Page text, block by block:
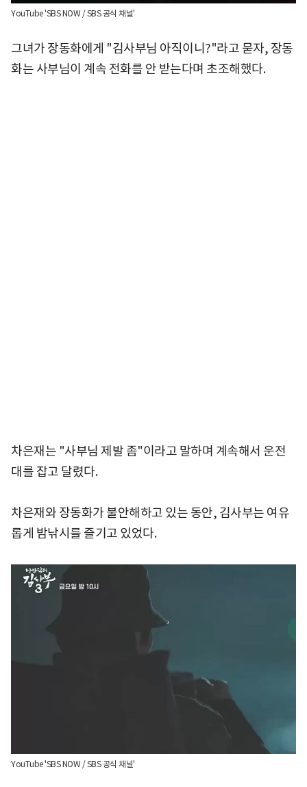
YouTube 'SBS NOW / SBS 공식 채널'
그녀가 장동화에게 "김사부님 아직이니?"라고 묻자, 장동
화는 사부님이 계속 전화를 안 받는다며 초조해했다.
차은재는 "사부님 제발 좀"이라고 말하며 계속해서 운전
대를 잡고 달렸다.
차은재와 장동화가 불안해하고 있는 동안, 김사부는 여유
롭게 밤낚시를 즐기고 있었다.
YouTube 'SBS NOW / SBS 공식 채널'